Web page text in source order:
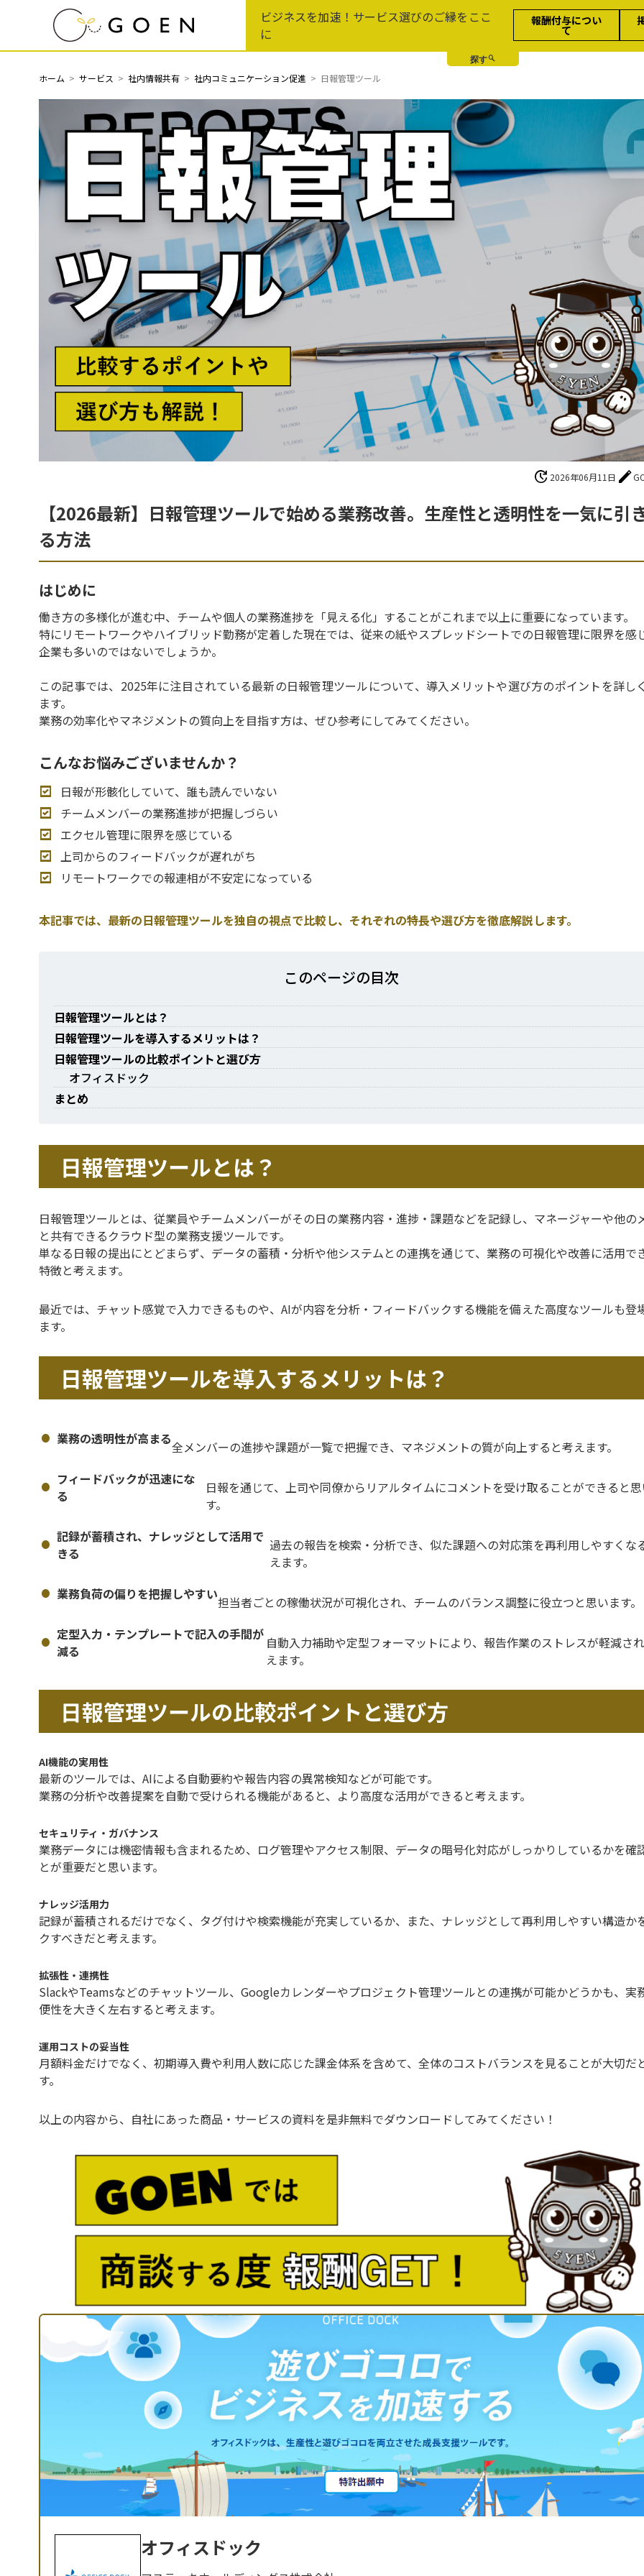
ビジネスを加速！サービス選びのご縁をここ
に
報酬付与につい
て
ホーム サービス 社内情報共有 社内コミュニケーション促進 日報管理ツール
update 2026年06月11日 edit
【2026最新】日報管理ツールで始める業務改善。生産性と透明性を一気に引
る方法
はじめに
働き方の多様化が進む中、チームや個人の業務進捗を「見える化」することがこれまで以上に重要になっています。
特にリモートワークやハイブリッド勤務が定着した現在では、従来の紙やスプレッドシートでの日報管理に限界を感
企業も多いのではないでしょうか。
この記事では、2025年に注目されている最新の日報管理ツールについて、導入メリットや選び方のポイントを詳し
ます。
業務の効率化やマネジメントの質向上を目指す方は、ぜひ参考にしてみてください。
こんなお悩みございませんか？
日報が形骸化していて、誰も読んでいない
チームメンバーの業務進捗が把握しづらい
エクセル管理に限界を感じている
上司からのフィードバックが遅れがち
リモートワークでの報連相が不安定になっている
本記事では、最新の日報管理ツールを独自の視点で比較し、それぞれの特長や選び方を徹底解説します。
このページの⽬次
日報管理ツールとは？
日報管理ツールを導入するメリットは？
日報管理ツールの比較ポイントと選び方
オフィスドック
まとめ
日報管理ツールとは？
日報管理ツールとは、従業員やチームメンバーがその日の業務内容・進捗・課題などを記録し、マネージャーや他の
と共有できるクラウド型の業務支援ツールです。
単なる日報の提出にとどまらず、データの蓄積・分析や他システムとの連携を通じて、業務の可視化や改善に活用で
特徴と考えます。
最近では、チャット感覚で入力できるものや、AIが内容を分析・フィードバックする機能を備えた高度なツールも登
ます。
日報管理ツールを導入するメリットは？
業務の透明性が高まる全メンバーの進捗や課題が一覧で把握でき、マネジメントの質が向上すると考えます。
フィードバックが迅速にな
る
日報を通じて、上司や同僚からリアルタイムにコメントを受け取ることができると
す。
記録が蓄積され、ナレッジとして活用で
きる
過去の報告を検索・分析でき、似た課題への対応策を再利用しやすくな
えます。
業務負荷の偏りを把握しやすい担当者ごとの稼働状況が可視化され、チームのバランス調整に役立つと思います。
定型入力・テンプレートで記入の手間が
減る
自動入力補助や定型フォーマットにより、報告作業のストレスが軽減さ
えます。
日報管理ツールの比較ポイントと選び方
AI機能の実用性
最新のツールでは、AIによる自動要約や報告内容の異常検知などが可能です。
業務の分析や改善提案を自動で受けられる機能があると、より高度な活用ができると考えます。
セキュリティ・ガバナンス
業務データには機密情報も含まれるため、ログ管理やアクセス制限、データの暗号化対応がしっかりしているかを確
とが重要だと思います。
ナレッジ活用力
記録が蓄積されるだけでなく、タグ付けや検索機能が充実しているか、また、ナレッジとして再利用しやすい構造か
クすべきだと考えます。
拡張性・連携性
SlackやTeamsなどのチャットツール、Googleカレンダーやプロジェクト管理ツールとの連携が可能かどうかも、実
便性を大きく左右すると考えます。
運用コストの妥当性
月額料金だけでなく、初期導入費や利用人数に応じた課金体系を含めて、全体のコストバランスを見ることが大切だ
す。
以上の内容から、自社にあった商品・サービスの資料を是非無料でダウンロードしてみてください！
オフィスドック